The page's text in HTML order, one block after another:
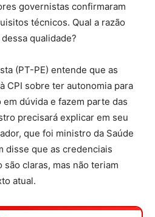
governistas confirmaram
técnicos. Qual a razão
qualidade?
(PT-PE) entende que as
CPI sobre ter autonomia para
dúvida e fazem parte das
precisará explicar em seu
que foi ministro da Saúde
disse que as credenciais
claras, mas não teriam
atual.